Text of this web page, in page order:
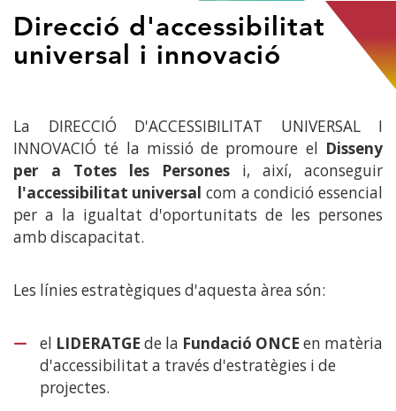
Ets
contingut
Direcció d'accessibilitat
universal i innovació
La DIRECCIÓ D'ACCESSIBILITAT UNIVERSAL I
INNOVACIÓ té la missió de promoure el Disseny
per a Totes les Persones i, així, aconseguir
l'accessibilitat universal com a condició essencial
per a la igualtat d'oportunitats de les persones
amb discapacitat.
Les línies estratègiques d'aquesta àrea són:
el LIDERATGE de la Fundació ONCE en matèria
d'accessibilitat a través d'estratègies i de
projectes.